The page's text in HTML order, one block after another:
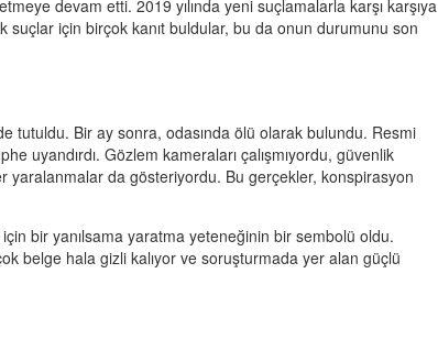
devam etti. 2019 yılında yeni suçlamalarla karşı karşıya
suçlar için birçok kanıt buldular, bu da onun durumunu son
tutuldu. Bir ay sonra, odasında ölü olarak bulundu. Resmi
uyandırdı. Gözlem kameraları çalışmıyordu, güvenlik
da gösteriyordu. Bu gerçekler, konspirasyon
bir yanılsama yaratma yeteneğinin bir sembolü oldu.
belge hala gizli kalıyor ve soruşturmada yer alan güçlü